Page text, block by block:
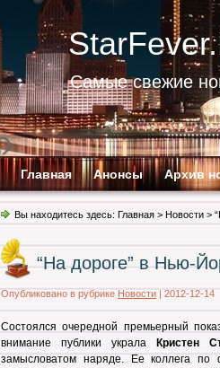
Самые свежие
Главная Анонсы Архив
Вы находитесь здесь: Главная > Новости >
“На дороге” в Нью-
Опубликовано в рубрике Новости | 2012-12-14
Состоялся очередной премьерный
внимание публики украла
Кристен
замысловатом наряде. Ее коллега по